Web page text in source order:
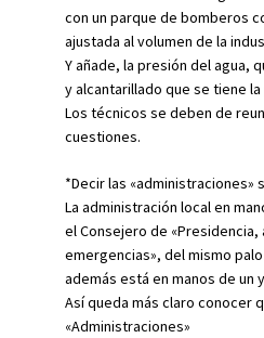
con un parque de bomberos
ajustada al volumen de la
Y añade, la presión del agua,
y alcantarillado que se tiene
Los técnicos se deben de
cuestiones.
*Decir las «administraciones»
La administración local en
el Consejero de
emergencias», del mismo
además está en manos de un
Así queda más claro conocer
«Administraciones»